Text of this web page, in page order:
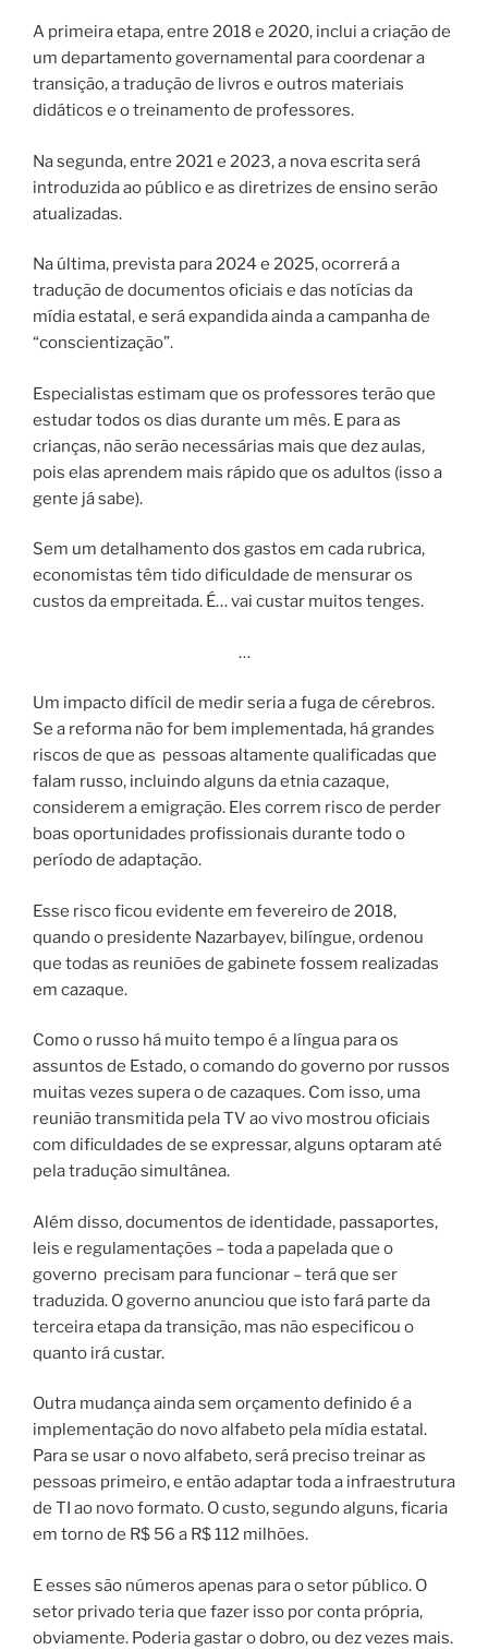
A primeira etapa, entre 2018 e 2020, inclui a criação de
um departamento governamental para coordenar a
transição, a tradução de livros e outros materiais
didáticos e o treinamento de professores.
Na segunda, entre 2021 e 2023, a nova escrita será
introduzida ao público e as diretrizes de ensino serão
atualizadas.
Na última, prevista para 2024 e 2025, ocorrerá a
tradução de documentos oficiais e das notícias da
mídia estatal, e será expandida ainda a campanha de
“conscientização”.
Especialistas estimam que os professores terão que
estudar todos os dias durante um mês. E para as
crianças, não serão necessárias mais que dez aulas,
pois elas aprendem mais rápido que os adultos (isso a
gente já sabe).
Sem um detalhamento dos gastos em cada rubrica,
economistas têm tido dificuldade de mensurar os
custos da empreitada. É… vai custar muitos tenges.
…
Um impacto difícil de medir seria a fuga de cérebros.
Se a reforma não for bem implementada, há grandes
riscos de que as pessoas altamente qualificadas que
falam russo, incluindo alguns da etnia cazaque,
considerem a emigração. Eles correm risco de perder
boas oportunidades profissionais durante todo o
período de adaptação.
Esse risco ficou evidente em fevereiro de 2018,
quando o presidente Nazarbayev, bilíngue, ordenou
que todas as reuniões de gabinete fossem realizadas
em cazaque.
Como o russo há muito tempo é a língua para os
assuntos de Estado, o comando do governo por russos
muitas vezes supera o de cazaques. Com isso, uma
reunião transmitida pela TV ao vivo mostrou oficiais
com dificuldades de se expressar, alguns optaram até
pela tradução simultânea.
Além disso, documentos de identidade, passaportes,
leis e regulamentações – toda a papelada que o
governo precisam para funcionar – terá que ser
traduzida. O governo anunciou que isto fará parte da
terceira etapa da transição, mas não especificou o
quanto irá custar.
Outra mudança ainda sem orçamento definido é a
implementação do novo alfabeto pela mídia estatal.
Para se usar o novo alfabeto, será preciso treinar as
pessoas primeiro, e então adaptar toda a infraestrutura
de TI ao novo formato. O custo, segundo alguns, ficaria
em torno de R$ 56 a R$ 112 milhões.
E esses são números apenas para o setor público. O
setor privado teria que fazer isso por conta própria,
obviamente. Poderia gastar o dobro, ou dez vezes mais.